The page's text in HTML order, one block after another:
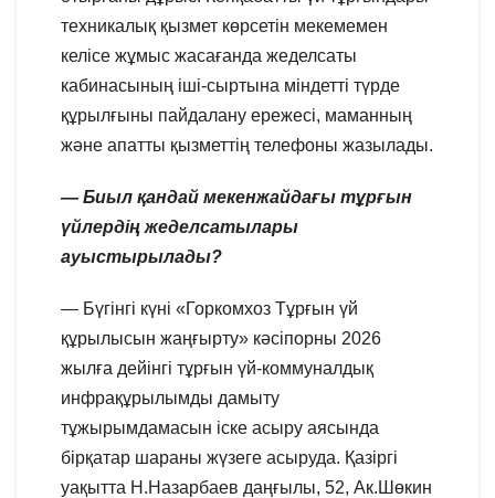
техникалық қызмет көрсетін мекемемен
келісе жұмыс жасағанда жеделсаты
кабинасының іші-сыртына міндетті түрде
құрылғыны пайдалану ережесі, маманның
және апатты қызметтің телефоны жазылады.
— Биыл қандай мекенжайдағы тұрғын
үйлердің жеделсатылары
ауыстырылады?
— Бүгінгі күні «Горкомхоз Тұрғын үй
құрылысын жаңғырту» кәсіпорны 2026
жылға дейінгі тұрғын үй-коммуналдық
инфрақұрылымды дамыту
тұжырымдамасын іске асыру аясында
бірқатар шараны жүзеге асыруда. Қазіргі
уақытта Н.Назарбаев даңғылы, 52, Ак.Шөкин